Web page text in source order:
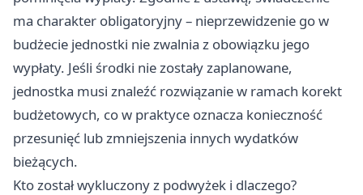
ma charakter obligatoryjny – nieprzewidzenie go w
budżecie jednostki nie zwalnia z obowiązku jego
wypłaty. Jeśli środki nie zostały zaplanowane,
jednostka musi znaleźć rozwiązanie w ramach korekt
budżetowych, co w praktyce oznacza konieczność
przesunięć lub zmniejszenia innych wydatków
bieżących.
Kto został wykluczony z podwyżek i dlaczego?